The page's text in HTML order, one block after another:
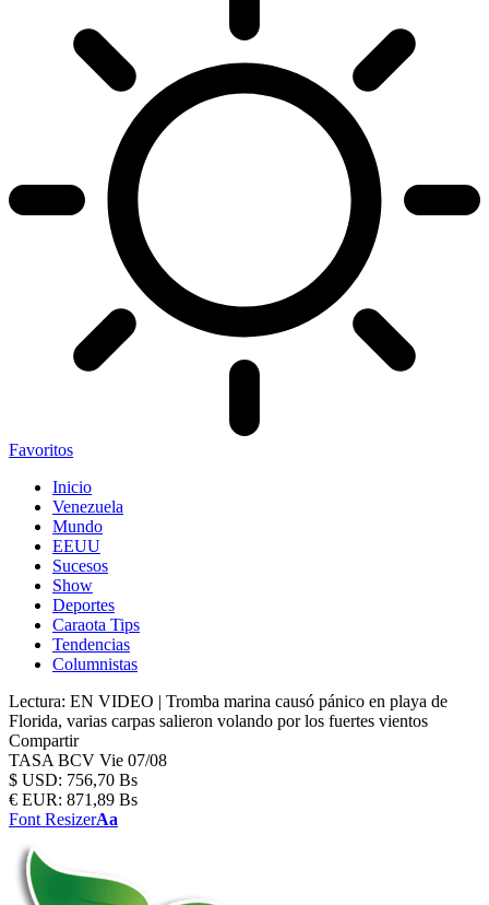
Favoritos
Inicio
Venezuela
Mundo
EEUU
Sucesos
Show
Deportes
Caraota Tips
Tendencias
Columnistas
Lectura: EN VIDEO | Tromba marina causó pánico en playa de
Florida, varias carpas salieron volando por los fuertes vientos
Compartir
TASA BCV Vie 07/08
$ USD: 756,70 Bs
€ EUR: 871,89 Bs
Font ResizerAa